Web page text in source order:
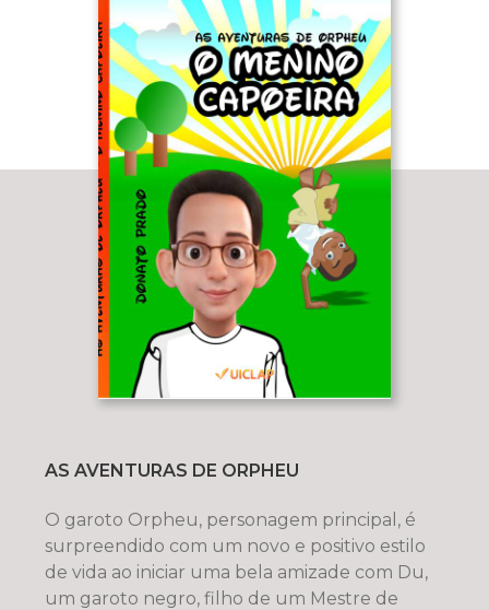
AS AVENTURAS DE ORPHEU
O garoto Orpheu, personagem principal, é
surpreendido com um novo e positivo estilo
de vida ao iniciar uma bela amizade com Du,
um garoto negro, filho de um Mestre de